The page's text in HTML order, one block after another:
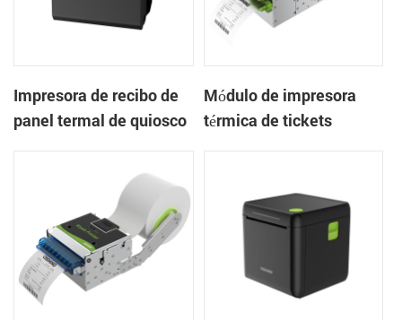
Impresora de recibo de
panel termal de quiosco
cortador automático
Módulo de impresora
térmica de tickets
juegos